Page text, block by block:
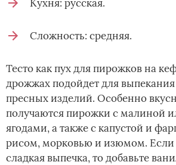
Кухня: русская.
Сложность: средняя.
Тесто как пух для пирожков на
дрожжах подойдет для
пресных изделий. Особенно
получаются пирожки с малиной
ягодами, а также с капустой и
рисом, морковью и изюмом. Если
сладкая выпечка, то добавьте